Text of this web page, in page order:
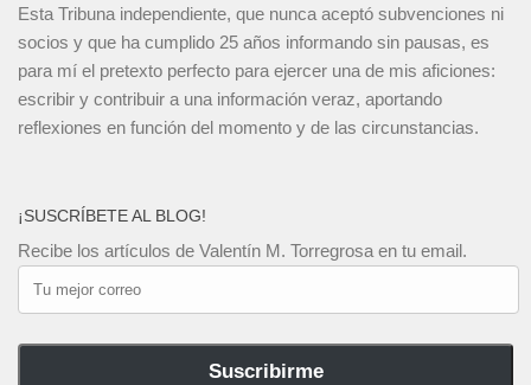
Esta Tribuna independiente, que nunca aceptó subvenciones ni
socios y que ha cumplido 25 años informando sin pausas, es
para mí el pretexto perfecto para ejercer una de mis aficiones:
escribir y contribuir a una información veraz, aportando
reflexiones en función del momento y de las circunstancias.
¡SUSCRÍBETE AL BLOG!
Recibe los artículos de Valentín M. Torregrosa en tu email.
mejor
Suscribirme